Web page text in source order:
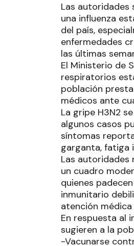
Las autoridades
una influenza
del país,
enfermedades
las últimas
El Ministerio de
respiratorios
población
médicos ante
La gripe H3N2
algunos casos
síntomas
garganta, fatiga
Las autoridades
un cuadro
quienes
inmunitario
atención
En respuesta al
sugieren a la
-Vacunarse